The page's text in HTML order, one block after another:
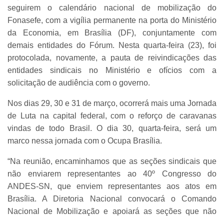
seguirem o calendário nacional de mobilização do
Fonasefe, com a vigília permanente na porta do Ministério
da Economia, em Brasília (DF), conjuntamente com
demais entidades do Fórum. Nesta quarta-feira (23), foi
protocolada, novamente, a pauta de reivindicações das
entidades sindicais no Ministério e ofícios com a
solicitação de audiência com o governo.
Nos dias 29, 30 e 31 de março, ocorrerá mais uma Jornada
de Luta na capital federal, com o reforço de caravanas
vindas de todo Brasil. O dia 30, quarta-feira, será um
marco nessa jornada com o Ocupa Brasília.
“Na reunião, encaminhamos que as seções sindicais que
não enviarem representantes ao 40º Congresso do
ANDES-SN, que enviem representantes aos atos em
Brasília. A Diretoria Nacional convocará o Comando
Nacional de Mobilização e apoiará as seções que não